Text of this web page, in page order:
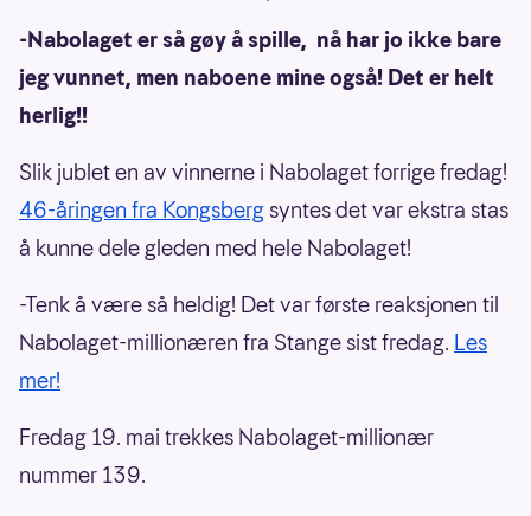
-Nabolaget er så gøy å spille, nå har jo ikke bare
jeg vunnet, men naboene mine også! Det er helt
herlig!!
Slik jublet en av vinnerne i Nabolaget forrige fredag!
46-åringen fra Kongsberg syntes det var ekstra stas
å kunne dele gleden med hele Nabolaget!
-Tenk å være så heldig! Det var første reaksjonen til
Nabolaget-millionæren fra Stange sist fredag. Les
mer!
Fredag 19. mai trekkes Nabolaget-millionær
nummer 139.